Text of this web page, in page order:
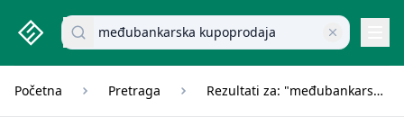
studenti.rs home page
Pretraži dokumente
Početna Pretraga Rezultati za: "međubankarska kupoprodaja"